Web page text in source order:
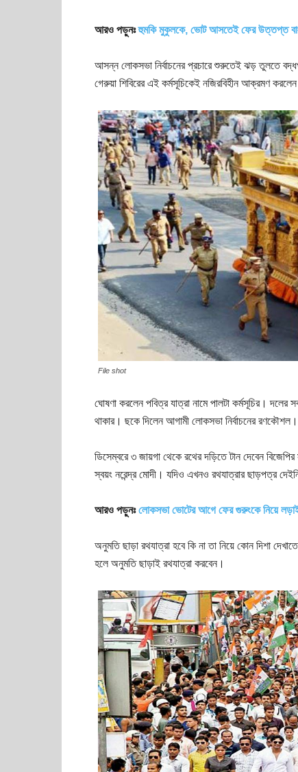
আরও পড়ুনঃহুমকি মুকুলকে, ভোট আসতেই ফের উত্তপ্ত
আসন্ন লোকসভা নির্বাচনের প্রচারে শুরুতেই ঝড় তুলতে
গেরুয়া শিবিরের এই কর্মসূচিকেই নজিরবিহীন আক্রমণ করলেন
File shot
ঘোষণা করলেন পবিত্র যাত্রা নামে পালটা কর্মসূচির। দলের
থাকার। ছকে দিলেন আগামী লোকসভা নির্বাচনের রণকৌশল।
ডিসেম্বরে ৩ জায়গা থেকে রথের দড়িতে টান দেবেন
স্বয়ং নরেন্দ্র মোদী। যদিও এখনও রথযাত্রার ছাড়পত্র দেইনি
আরও পড়ুনঃলোকসভা ভোটের আগে ফের গুরুংকে নিয়ে
অনুমতি ছাড়া রথযাত্রা হবে কি না তা নিয়ে কোন দিশা
হলে অনুমতি ছাড়াই রথযাত্রা করবেন।